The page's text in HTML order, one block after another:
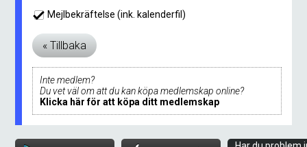
Mejlbekräftelse (ink. kalenderfil)
Inte medlem?
Du vet väl om att du kan köpa medlemskap online?
Klicka här för att köpa ditt medlemskap